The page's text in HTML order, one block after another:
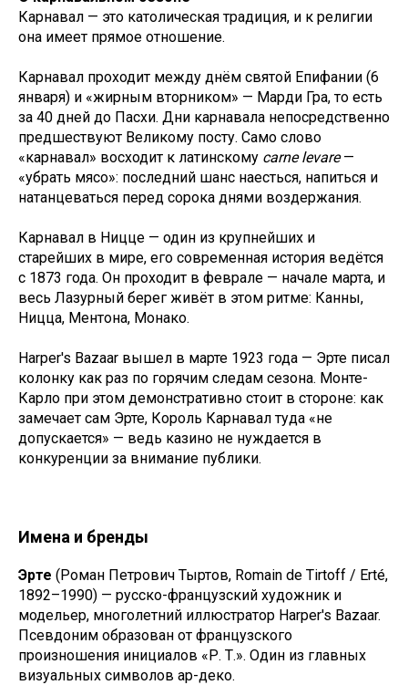
Карнавал — это католическая традиция, и к религии
она имеет прямое отношение.
Карнавал проходит между днём святой Епифании (6
января) и «жирным вторником» — Марди Гра, то есть
за 40 дней до Пасхи. Дни карнавала непосредственно
предшествуют Великому посту. Само слово
«карнавал» восходит к латинскому carne levare—
«убрать мясо»: последний шанс наесться, напиться и
натанцеваться перед сорока днями воздержания.
Карнавал в Ницце — один из крупнейших и
старейших в мире, его современная история ведётся
с 1873 года. Он проходит в феврале — начале марта, и
весь Лазурный берег живёт в этом ритме: Канны,
Ницца, Ментона, Монако.
Harper's Bazaar вышел в марте 1923 года — Эрте писал
колонку как раз по горячим следам сезона. Монте-
Карло при этом демонстративно стоит в стороне: как
замечает сам Эрте, Король Карнавал туда «не
допускается» — ведь казино не нуждается в
конкуренции за внимание публики.
Имена и бренды
Эрте (Роман Петрович Тыртов, Romain de Tirtoff / Erté,
1892–1990) — русско-французский художник и
модельер, многолетний иллюстратор Harper's Bazaar.
Псевдоним образован от французского
произношения инициалов «Р. Т.». Один из главных
визуальных символов ар-деко.